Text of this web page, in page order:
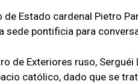
de Estado cardenal Pietro
sede pontificia para
de Exteriores ruso,
católico, dado que se